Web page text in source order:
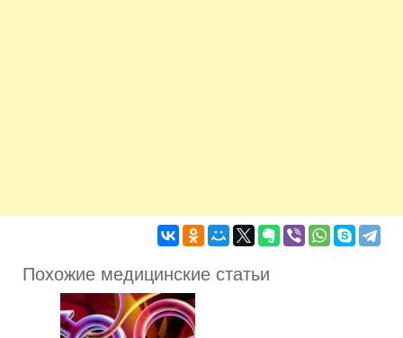
Похожие медицинские статьи